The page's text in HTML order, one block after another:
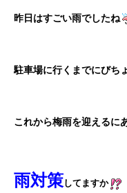
昨日はすごい雨でしたね
駐車場に行くまでにびち
これから梅雨を迎えるに
雨対策してますか